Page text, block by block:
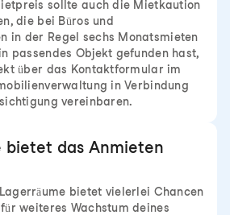
sollte auch die Mietkaution
die bei Büros und
in der Regel sechs Monatsmieten
passendes Objekt gefunden hast,
über das Kontaktformular im
in Verbindung
vereinbaren.
bietet das Anmieten
bietet vielerlei Chancen
weiteres Wachstum deines